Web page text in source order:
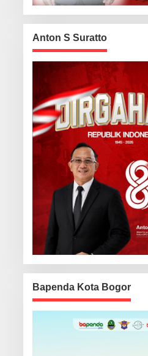
Anton S Suratto
Bapenda Kota Bogor